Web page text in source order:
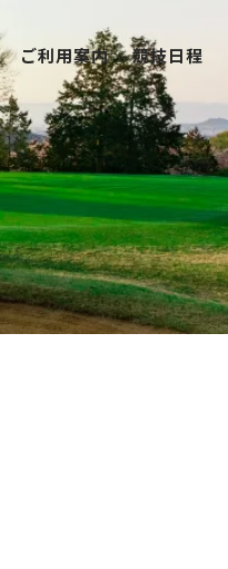
ご利用案内 競技日程